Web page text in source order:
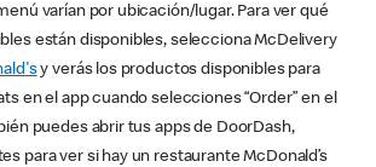
varían por ubicación/lugar. Para ver qué
están disponibles, selecciona McDelivery
y verás los productos disponibles para
en el app cuando selecciones “Order” en el
puedes abrir tus apps de DoorDash,
para ver si hay un restaurante McDonald’s